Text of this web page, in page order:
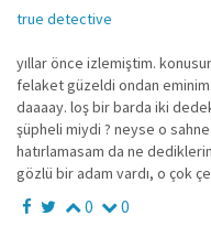
true detective
yıllar önce izlemiştim.
felaket güzeldi ondan
daaaay. loş bir barda iki
şüpheli miydi ? neyse o
hatırlamasam da ne
gözlü bir adam vardı, o çok
0 0